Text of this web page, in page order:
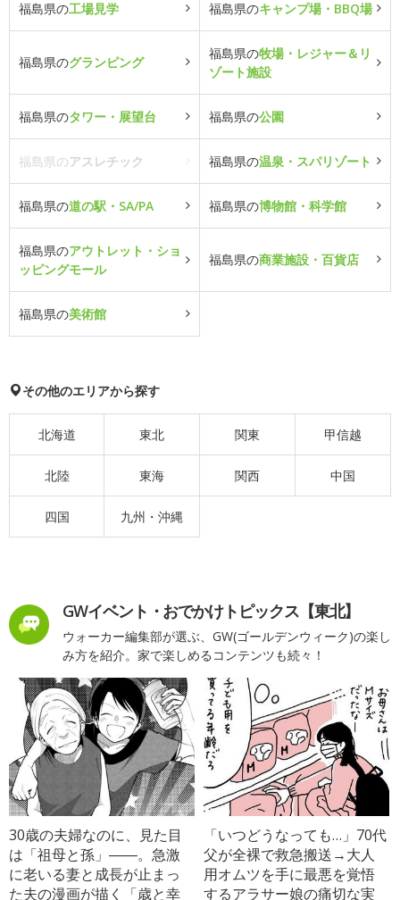
福島県の工場見学 福島県のキャンプ場・BBQ場
福島県のグランピング
福島県の牧場・レジャー＆リ
ゾート施設
福島県のタワー・展望台 福島県の公園
福島県のアスレチック 福島県の温泉・スパリゾート
福島県の道の駅・SA/PA 福島県の博物館・科学館
福島県のアウトレット・ショ
ッピングモール
福島県の商業施設・百貨店
福島県の美術館
その他のエリアから探す
北海道 東北 関東 甲信越
北陸 東海 関西 中国
四国 九州・沖縄
GWイベント・おでかけトピックス【東北】
ウォーカー編集部が選ぶ、GW(ゴールデンウィーク)の楽し
み方を紹介。家で楽しめるコンテンツも続々！
30歳の夫婦なのに、見た目
は「祖母と孫」――。急激
に老いる妻と成長が止まっ
た夫の漫画が描く「歳と幸
「いつどうなっても…」70代
父が全裸で救急搬送→大人
用オムツを手に最悪を覚悟
するアラサー娘の痛切な実